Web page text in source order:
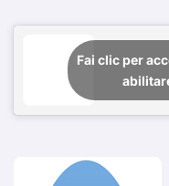
Fai clic per